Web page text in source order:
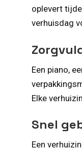
oplevert
verhuisdag
Een piano,
Elke
Snel
Een